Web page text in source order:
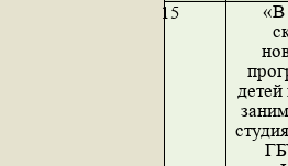
15
«В
детей